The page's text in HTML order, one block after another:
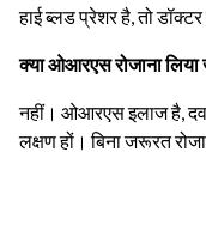
हाई ब्लड प्रेशर है, तो
क्या ओआरएस रोजाना लिया
नहीं। ओआरएस इलाज है,
लक्षण हों। बिना जरूरत